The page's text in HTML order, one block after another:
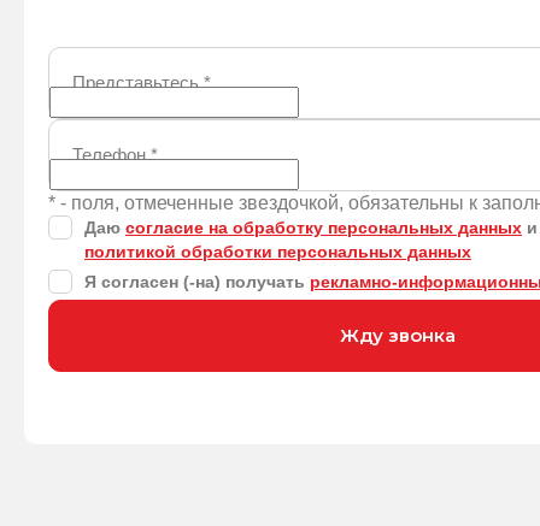
Представьтесь*
Телефон*
* - поля, отмеченные звездочкой, обязательны к
Даю согласие на обработку персональных данных
политикой обработки персональных данных
Я согласен (-на) получать рекламно-
Жду звонка